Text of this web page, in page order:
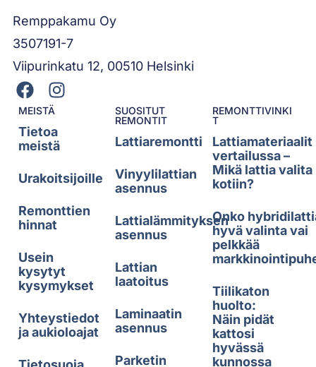
Remppakamu Oy
3507191-7
Viipurinkatu 12, 00510 Helsinki
MEISTÄ
Tietoa
meistä
Urakoitsijoille
Remonttien
hinnat
Usein
kysytyt
kysymykset
Yhteystiedot
ja aukioloajat
SUOSITUT
REMONTIT
Lattiaremontti
Vinyylilattian
asennus
Lattialämmityksen
asennus
Lattian
laatoitus
Laminaatin
asennus
Parketin
REMONTTIVINKI
T
Lattiamateriaalit
vertailussa –
Mikä lattia valita
kotiin?
Onko
hyvä valinta vai
pelkkää
Tiilikaton
huolto:
Näin pidät
kattosi
hyvässä
kunnossa